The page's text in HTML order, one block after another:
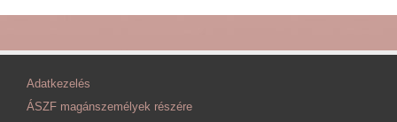
Adatkezelés
ÁSZF magánszemélyek részére